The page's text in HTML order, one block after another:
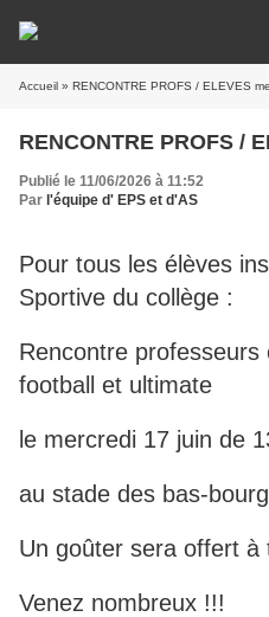
Accueil » RENCONTRE PROFS / ELEVES
RENCONTRE PROFS /
Publié le 11/06/2026 à 11:52
Par l'équipe d' EPS et d'AS
Pour tous les élèves
Sportive du collège :
Rencontre professeurs
football et ultimate
le mercredi 17 juin de
au stade des bas-
Un goûter sera offert à
Venez nombreux !!!